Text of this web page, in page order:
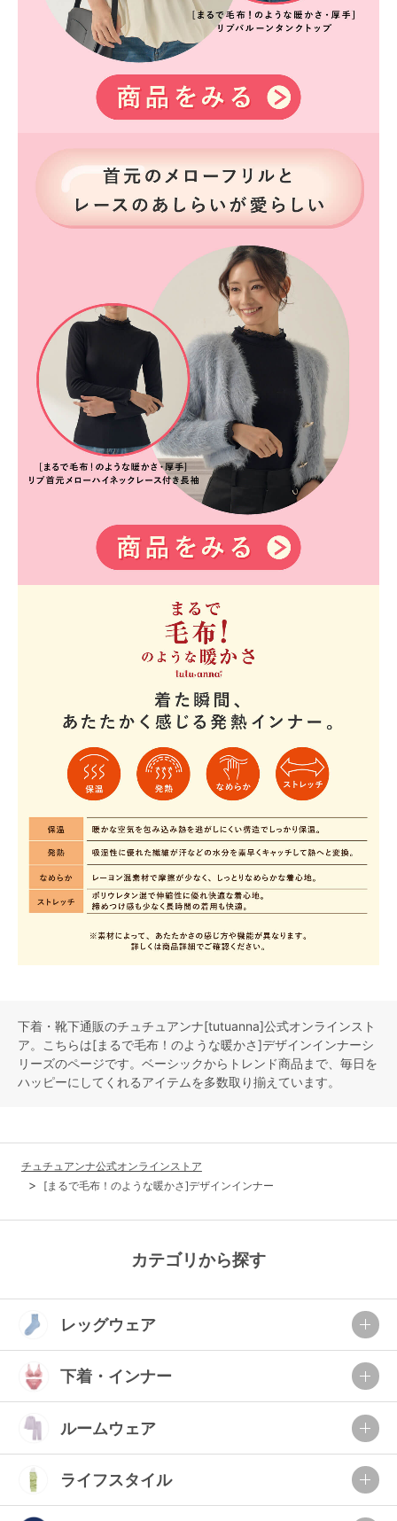
下着・靴下通販のチュチュアンナ[tutuanna]公式オンラインスト
ア。こちらは[まるで毛布！のような暖かさ]デザインインナーシ
リーズのページです。ベーシックからトレンド商品まで、毎日を
ハッピーにしてくれるアイテムを多数取り揃えています。
チュチュアンナ公式オンラインストア
[まるで毛布！のような暖かさ]デザインインナー
カテゴリから探す
レッグウェア
下着・インナー
ルームウェア
ライフスタイル